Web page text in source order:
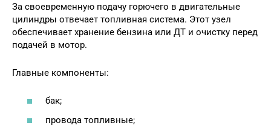
За своевременную подачу горючего в двигательные
цилиндры отвечает топливная система. Этот узел
обеспечивает хранение бензина или ДТ и очистку перед
подачей в мотор.
Главные компоненты:
бак;
провода топливные;